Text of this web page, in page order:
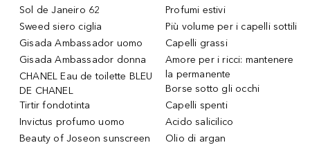
Sol de Janeiro 62
Sweed siero ciglia
Gisada Ambassador uomo
Gisada Ambassador donna
CHANEL Eau de toilette BLEU
DE CHANEL
Tirtir fondotinta
Invictus profumo uomo
Beauty of Joseon sunscreen
Profumi estivi
Più volume per i capelli sottili
Capelli grassi
Amore per i ricci: mantenere
la permanente
Borse sotto gli occhi
Capelli spenti
Acido salicilico
Olio di argan